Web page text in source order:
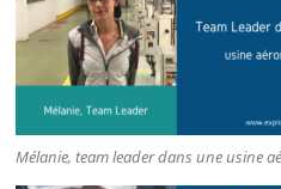
Mélanie, team leader dans une usine